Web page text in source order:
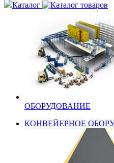
Каталог
ОБОРУДОВАНИЕ
КОНВЕЙЕРНОЕ